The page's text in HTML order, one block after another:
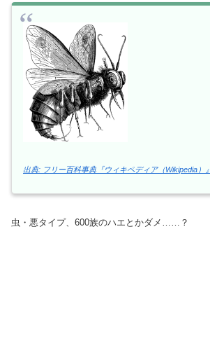
出典: フリー百科事典『ウィキペディア（Wikipedia）』
虫・悪タイプ、600族のハエとかダメ……？